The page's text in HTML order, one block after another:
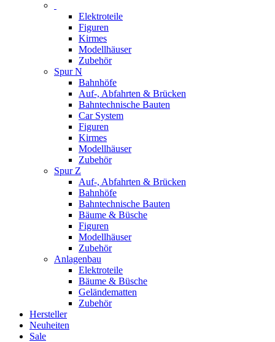
Elektroteile
Figuren
Kirmes
Modellhäuser
Zubehör
Spur N
Bahnhöfe
Auf-, Abfahrten & Brücken
Bahntechnische Bauten
Car System
Figuren
Kirmes
Modellhäuser
Zubehör
Spur Z
Auf-, Abfahrten & Brücken
Bahnhöfe
Bahntechnische Bauten
Bäume & Büsche
Figuren
Modellhäuser
Zubehör
Anlagenbau
Elektroteile
Bäume & Büsche
Geländematten
Zubehör
Hersteller
Neuheiten
Sale